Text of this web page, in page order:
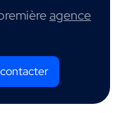
agence